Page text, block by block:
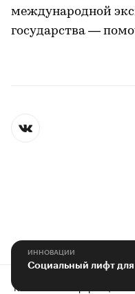
международной
государства —
ИННОВАЦИИ
Социальный лифт
Контактная информация